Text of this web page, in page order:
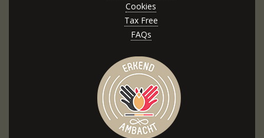
Cookies
Tax Free
FAQs